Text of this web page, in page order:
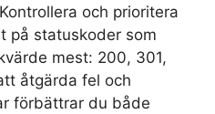
och prioritera
på statuskoder som
mest: 200, 301,
åtgärda fel och
förbättrar du både